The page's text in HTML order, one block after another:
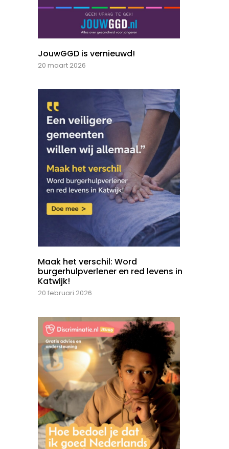
JouwGGD is vernieuwd!
20 maart 2026
Maak het verschil: Word
burgerhulpverlener en red levens in
Katwijk!
20 februari 2026